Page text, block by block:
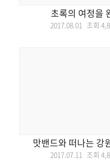
초록의 여정을
2017.08.01 조회
맛밴드와 떠나는 강
2017.07.11 조회